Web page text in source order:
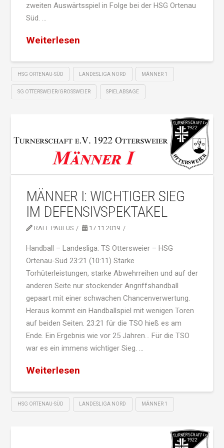
zweiten Auswärtsspiel in Folge bei der HSG Ortenau
Süd. …
Weiterlesen
HSG ORTENAU-SÜD LANDESLIGA NORD MÄNNER 1
SG OTTERSWEIER/GROSSWEIER SPIELABSAGE
MÄNNER I: WICHTIGER SIEG
IM DEFENSIVSPEKTAKEL
RALF PAULUS 17.11.2019
Handball – Landesliga: TS Ottersweier – HSG
Ortenau-Süd 23:21 (10:11) Starke
Torhüterleistungen, starke Abwehrreihen und auf der
anderen Seite nur stockender Angriffshandball
gepaart mit einer schwachen Chancenverwertung.
Heraus kommt ein Handballspiel mit wenigen Toren
auf beiden Seiten. 23:21 für die TSO hieß es am
Ende. Ein Ergebnis wie vor 25 Jahren… Für die TSO
war es ein immens wichtiger Sieg. …
Weiterlesen
HSG ORTENAU-SÜD LANDESLIGA NORD MÄNNER 1